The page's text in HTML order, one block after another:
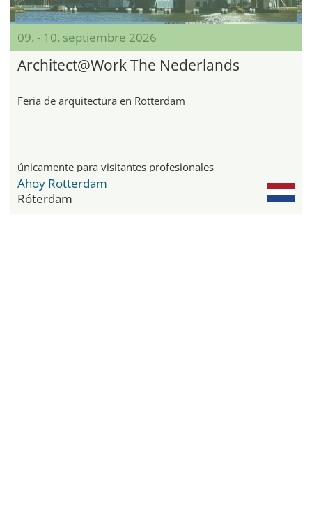
09. - 10. septiembre 2026
Architect@Work The Nederlands
Feria de arquitectura en Rotterdam
únicamente para visitantes profesionales
Ahoy Rotterdam
Róterdam